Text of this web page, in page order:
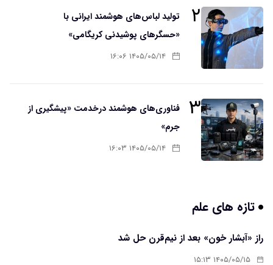
۲
تولید لباس‌های هوشمند ایرانی با
«حسگرهای پوشیدنی کریگامی»
۱۴۰۵/۰۵/۱۴ ۱۶:۰۶
۳
فناوری‌های هوشمند درخدمت «پیشگیری از
جرم»
۱۴۰۵/۰۵/۱۴ ۱۶:۰۳
تازه های علم
راز «آبشار خون» بعد از نیم‌قرن حل شد
۱۴۰۵/۰۵/۱۵ ۱۵:۱۳